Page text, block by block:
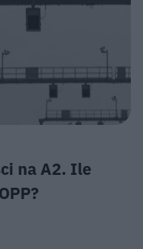
na A2. Ile